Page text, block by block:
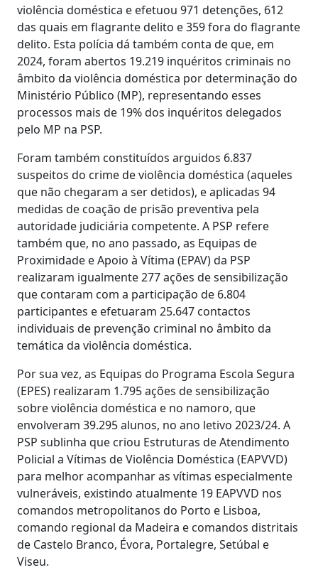
violência doméstica e efetuou 971 detenções, 612
das quais em flagrante delito e 359 fora do flagrante
delito. Esta polícia dá também conta de que, em
2024, foram abertos 19.219 inquéritos criminais no
âmbito da violência doméstica por determinação do
Ministério Público (MP), representando esses
processos mais de 19% dos inquéritos delegados
pelo MP na PSP.
Foram também constituídos arguidos 6.837
suspeitos do crime de violência doméstica (aqueles
que não chegaram a ser detidos), e aplicadas 94
medidas de coação de prisão preventiva pela
autoridade judiciária competente. A PSP refere
também que, no ano passado, as Equipas de
Proximidade e Apoio à Vítima (EPAV) da PSP
realizaram igualmente 277 ações de sensibilização
que contaram com a participação de 6.804
participantes e efetuaram 25.647 contactos
individuais de prevenção criminal no âmbito da
temática da violência doméstica.
Por sua vez, as Equipas do Programa Escola Segura
(EPES) realizaram 1.795 ações de sensibilização
sobre violência doméstica e no namoro, que
envolveram 39.295 alunos, no ano letivo 2023/24. A
PSP sublinha que criou Estruturas de Atendimento
Policial a Vítimas de Violência Doméstica (EAPVVD)
para melhor acompanhar as vítimas especialmente
vulneráveis, existindo atualmente 19 EAPVVD nos
comandos metropolitanos do Porto e Lisboa,
comando regional da Madeira e comandos distritais
de Castelo Branco, Évora, Portalegre, Setúbal e
Viseu.